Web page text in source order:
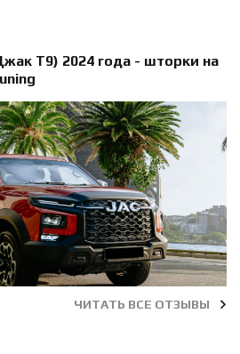
Т9) 2024 года - шторки на
ЧИТАТЬ ВСЕ ОТЗЫВЫ